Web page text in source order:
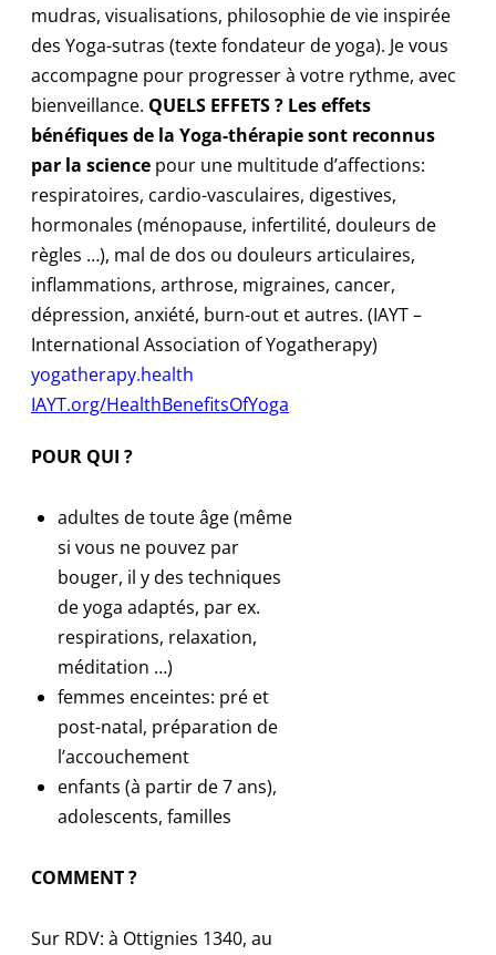
mudras, visualisations, philosophie de vie inspirée
des Yoga-sutras (texte fondateur de yoga). Je vous
accompagne pour progresser à votre rythme, avec
bienveillance. QUELS EFFETS ? Les effets
bénéfiques de la Yoga-thérapie sont reconnus
par la sciencepour une multitude d’affections:
respiratoires, cardio-vasculaires, digestives,
hormonales (ménopause, infertilité, douleurs de
règles …), mal de dos ou douleurs articulaires,
inflammations, arthrose, migraines, cancer,
dépression, anxiété, burn-out et autres. (IAYT –
International Association of Yogatherapy)
yogatherapy.health
IAYT.org/HealthBenefitsOfYoga
POUR QUI ?
adultes de toute âge (même
si vous ne pouvez par
bouger, il y des techniques
de yoga adaptés, par ex.
respirations, relaxation,
méditation …)
femmes enceintes: pré et
post-natal, préparation de
l’accouchement
enfants (à partir de 7 ans),
adolescents, familles
COMMENT ?
Sur RDV: à Ottignies 1340, au